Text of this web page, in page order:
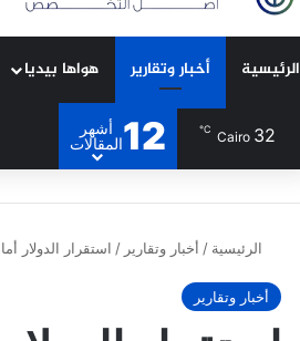
الرئيسية أخبار وتقارير هواها بيديا
Cairo 32
℃
12
أشهر
المقالات
الرئيسية / أخبار وتقارير / استقرار الدولار
أخبار وتقارير